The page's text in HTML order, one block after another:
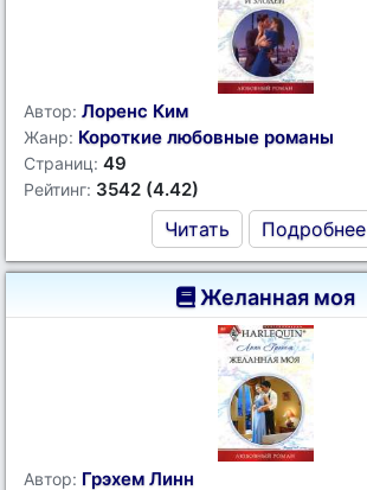
Автор: Лоренс Ким
Жанр: Короткие любовные романы
Страниц: 49
Рейтинг: 3542 (4.42)
Читать Подробнее
Желанная моя
Автор: Грэхем Линн